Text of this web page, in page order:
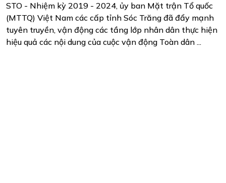
STO - Nhiệm kỳ 2019 - 2024, ủy ban Mặt trận Tổ quốc
(MTTQ) Việt Nam các cấp tỉnh Sóc Trăng đã đẩy mạnh
tuyên truyền, vận động các tầng lớp nhân dân thực hiện
hiệu quả các nội dung của cuộc vận động Toàn dân ...